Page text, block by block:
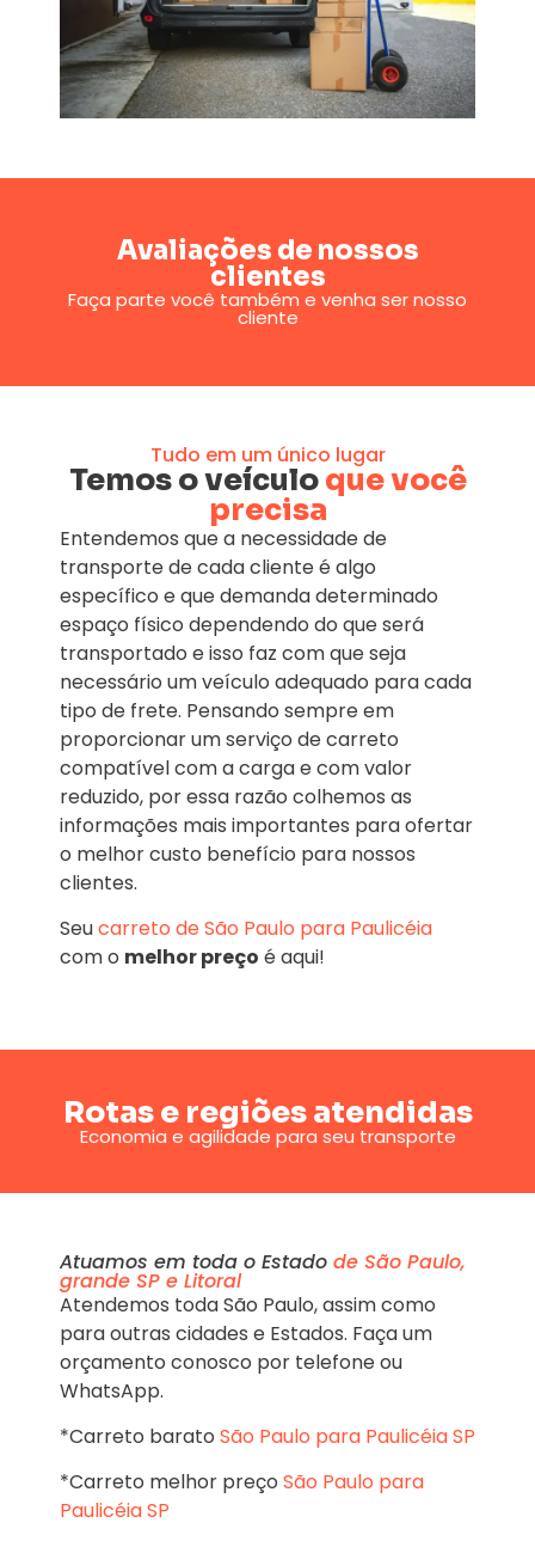
Avaliações de nossos
clientes
Faça parte você também e venha ser nosso
cliente
Tudo em um único lugar
Temos o veículoque você
precisa
Entendemos que a necessidade de
transporte de cada cliente é algo
específico e que demanda determinado
espaço físico dependendo do que será
transportado e isso faz com que seja
necessário um veículo adequado para cada
tipo de frete. Pensando sempre em
proporcionar um serviço de carreto
compatível com a carga e com valor
reduzido, por essa razão colhemos as
informações mais importantes para ofertar
o melhor custo benefício para nossos
clientes.
Seucarreto de São Paulo para Paulicéia
com o melhor preço é aqui!
Rotas e regiões atendidas
Economia e agilidade para seu transporte
Atuamos em toda o Estado de São Paulo,
grande SP e Litoral
Atendemos toda São Paulo, assim como
para outras cidades e Estados. Faça um
orçamento conosco por telefone ou
WhatsApp.
*Carreto barato São Paulo para Paulicéia SP
*Carreto melhor preço São Paulo para
Paulicéia SP